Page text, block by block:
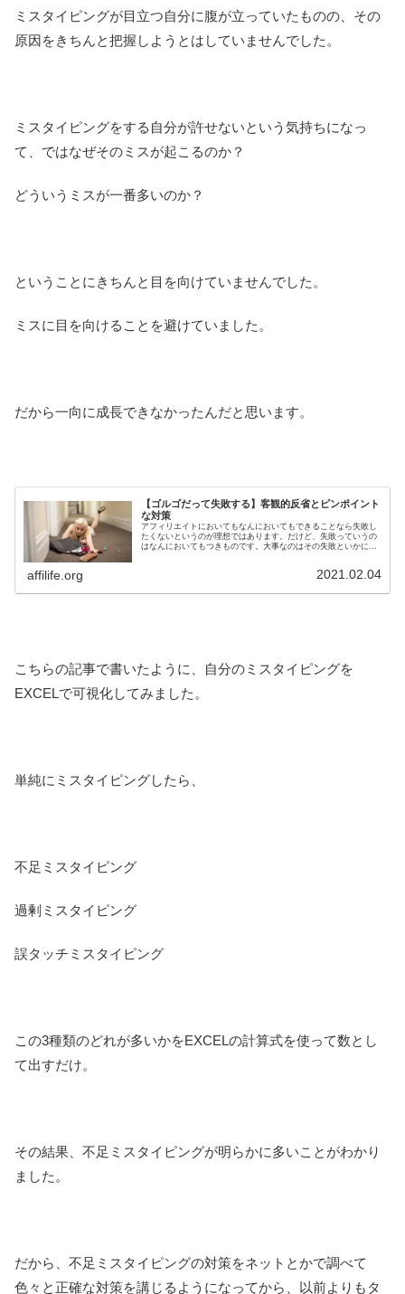
ミスタイピングが目立つ自分に腹が立っていたものの、その
原因をきちんと把握しようとはしていませんでした。
ミスタイピングをする自分が許せないという気持ちになっ
て、ではなぜそのミスが起こるのか？
どういうミスが一番多いのか？
ということにきちんと目を向けていませんでした。
ミスに目を向けることを避けていました。
だから一向に成長できなかったんだと思います。
【ゴルゴだって失敗する】客観的反省とピンポイント
な対策
アフィリエイトにおいてもなんにおいてもできることなら失敗し
たくないというのが理想ではあります。だけど、失敗っていうの
はなんにおいてもつきものです。大事なのはその失敗といかに向
affilife.org 2021.02.04
こちらの記事で書いたように、自分のミスタイピングを
EXCELで可視化してみました。
単純にミスタイピングしたら、
不足ミスタイピング
過剰ミスタイピング
誤タッチミスタイピング
この3種類のどれが多いかをEXCELの計算式を使って数とし
て出すだけ。
その結果、不足ミスタイピングが明らかに多いことがわかり
ました。
だから、不足ミスタイピングの対策をネットとかで調べて
色々と正確な対策を講じるようになってから、以前よりもタ